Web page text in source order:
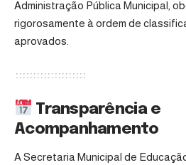
Administração Pública Municipal,
rigorosamente à ordem de
aprovados.
Transparência e
Acompanhamento
A Secretaria Municipal de